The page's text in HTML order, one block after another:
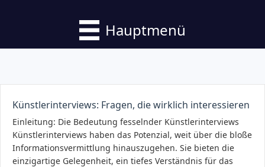
Hauptmenü
Künstlerinterviews: Fragen, die wirklich interessieren
Einleitung: Die Bedeutung fesselnder Künstlerinterviews
Künstlerinterviews haben das Potenzial, weit über die bloße
Informationsvermittlung hinauszugehen. Sie bieten die
einzigartige Gelegenheit, ein tiefes Verständnis für das